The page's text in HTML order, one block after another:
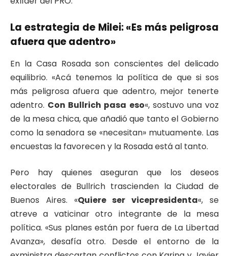
La estrategia de Milei: «Es más peligrosa
afuera que adentro»
En la Casa Rosada son conscientes del delicado
equilibrio. «Acá tenemos la política de que si sos
más peligrosa afuera que adentro, mejor tenerte
adentro. Con Bullrich pasa eso«, sostuvo una voz
de la mesa chica, que añadió que tanto el Gobierno
como la senadora se «necesitan» mutuamente. Las
encuestas la favorecen y la Rosada está al tanto.
Pero hay quienes aseguran que los deseos
electorales de Bullrich trascienden la Ciudad de
Buenos Aires. «Quiere ser vicepresidenta«, se
atreve a vaticinar otro integrante de la mesa
política. «Sus planes están por fuera de La Libertad
Avanza», desafía otro. Desde el entorno de la